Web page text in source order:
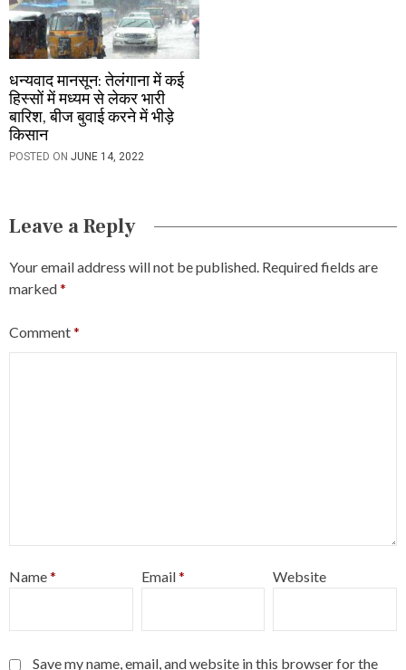
धन्यवाद मानसून: तेलंगाना में कई
हिस्सों में मध्यम से लेकर भारी
बारिश, बीज बुवाई करने में भीड़े
किसान
POSTED ON JUNE 14, 2022
Leave a Reply
Your email address will not be published. Required fields are
marked*
Comment*
Name* Email* Website
Save my name, email, and website in this browser for the